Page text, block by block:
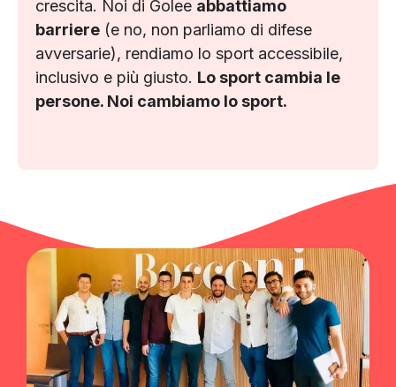
crescita. Noi di Golee abbattiamo
barriere (e no, non parliamo di difese
avversarie), rendiamo lo sport accessibile,
inclusivo e più giusto. Lo sport cambia le
persone. Noi cambiamo lo sport.